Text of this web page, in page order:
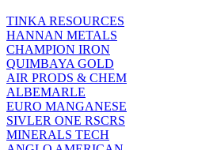
TINKA RESOURCES
HANNAN METALS
CHAMPION IRON
QUIMBAYA GOLD
AIR PRODS & CHEM
ALBEMARLE
EURO MANGANESE
SIVLER ONE RSCRS
MINERALS TECH